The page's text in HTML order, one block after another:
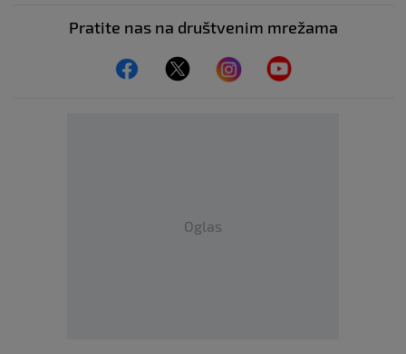
Pratite nas na društvenim mrežama
Oglas